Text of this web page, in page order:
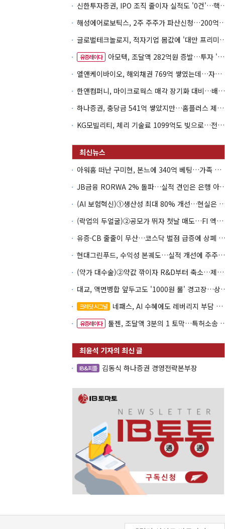
신한투자증권, IPO 조직 줄
해성에어로보틱스, 2주 주주가 파산
글로벌테크놀로지, 적자기업 몸값
유증레이다
아모텍, 조달액 282억원 증발…투자 '속도 조절' 불가피
엘앤케이바이오, 해외채권 769억 쌓였는데…자회사 4곳 자본잠식
한앤컴퍼니, 마이크로웍스 매각 장기화 대비…배당 회수판 깔았다
하나증권, 충당금 541억 쌓았지만…홈플러스 제재는 추가 비용 불씨
KG모빌리티, 체리 기술료 1099억도 빚으로…전동화 비용 '차입 의존'
아워홈 떠난 구미현, 본느에 340억 베팅…가족 지배체제 구축
JB금융 RORWA 2% 돌파…실
(AI 보험혁신)①생산성 최대 80%
(락업의 두얼굴)②공모가 뛰자 첫날 매도…FI 엑시트 전략 갈렸다
유증·CB 줄줄이 무산…코스닥 벌점 급증에 상폐 압박
현대그린푸드, 수익성 본궤도…실적 개선에 주주환원까지
(약가 대수술)②약값 깎이자 R&D부터 축소…제약업계 비상경영 돌입
대교, 액면병합 앞두고
크레딧 시그널 네패스, AI 수혜에도 레버리지 부담 여전
유증레이다 툴젠, 조달액 3분의 1 토막…특허소송 비용부터 챙긴다
IB&피플 김동식 하나증권 경영전략본부장